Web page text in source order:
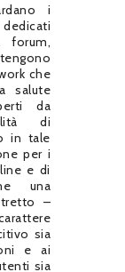
i
forum,
che
salute
da
di
in tale
per i
e di
una
–
sia
e ai
sia